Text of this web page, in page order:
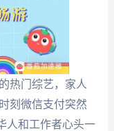
热门综艺，家人
刻微信支付突然
人和工作者心头一